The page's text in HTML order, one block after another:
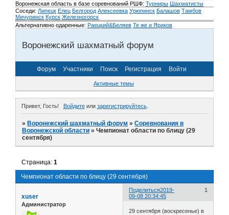
Воронежская область в базе соревнований РШФ: Турниры Шахматисты
Соседи: Липецк Елец Белгород Алексеевка Урюпинск Балашов Тамбов
Мичуринск Курск Железногорск
Альтернативно одаренные: Раецкий&Беляев Те же и Яриков
Воронежский шахматный форум
Форум Участники Поиск Регистрация Войти
Активные темы
Привет, Гость! Войдитеили зарегистрируйтесь.
»Воронежский шахматный форум »Соревнования в
Воронежской области »Чемпионат области по блицу (29
сентября)
Чемпионат области по блицу (29 сентября)
Страница:1
Поделиться 1
2019-
09-08 20:34:45
xuser
Администратор
29 сентября (воскресенье) в